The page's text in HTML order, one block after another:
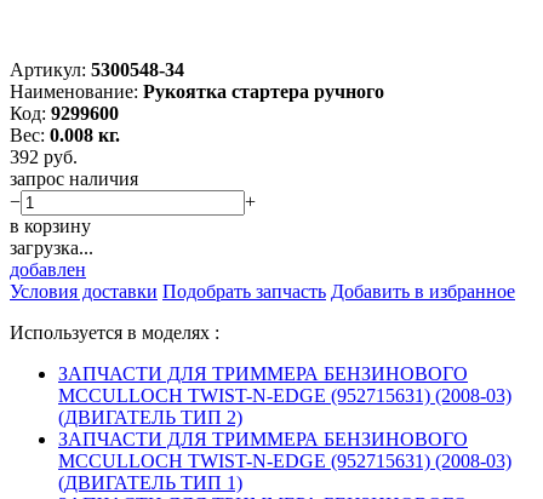
Артикул: 5300548-34
Наименование: Рукоятка стартера ручного
Код: 9299600
Вес: 0.008 кг.
392 руб.
запрос наличия
−
+
в корзину
загрузка...
добавлен
Условия доставки Подобрать запчасть Добавить в избранное
Используется в моделях :
ЗАПЧАСТИ ДЛЯ ТРИММЕРА БЕНЗИНОВОГО
MCCULLOCH TWIST-N-EDGE (952715631) (2008-03)
(ДВИГАТЕЛЬ ТИП 2)
ЗАПЧАСТИ ДЛЯ ТРИММЕРА БЕНЗИНОВОГО
MCCULLOCH TWIST-N-EDGE (952715631) (2008-03)
(ДВИГАТЕЛЬ ТИП 1)